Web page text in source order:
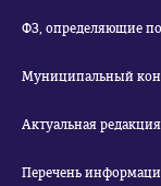
ФЗ, определяющие
Муниципальный
Актуальная редакция
Перечень